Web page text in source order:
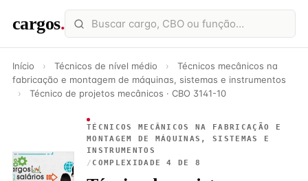
cargos.
Início › Técnicos de nível médio ›
Técnicos mecânicos na
fabricação e montagem de máquinas, sistemas e instrumentos
›
Técnico de projetos mecânicos · CBO 3141-10
TÉCNICOS MECÂNICOS NA FABRICAÇÃO E
MONTAGEM DE MÁQUINAS, SISTEMAS E
INSTRUMENTOS
/ COMPLEXIDADE 4 DE 8